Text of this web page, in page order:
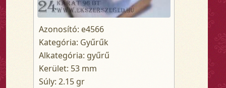
Azonosító: e4566
Kategória: Gyűrűk
Alkategória: gyűrű
Kerület: 53 mm
Súly: 2.15 gr